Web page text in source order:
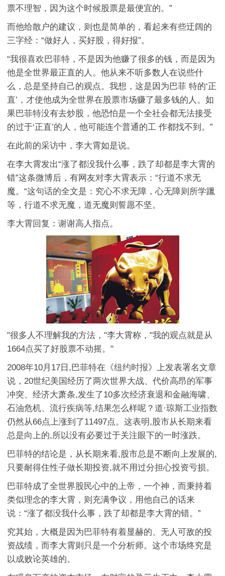
票不理智，因为这个时候股票是最便宜的。”
而他给散户的建议，则也是简单的，看起来有些迂阔的
三字经：“做好人，买好股，得好报”。
“我很喜欢巴菲特，不是因为他赚了很多的钱，而是因为
他是全世界最正直的人。他从来不听多数人在说些什
么，总是坚持自己的观点。我想，这是因为巴菲 特的‘正
直’，才使他成为全世界在股票市场赚了最多钱的人。如
果巴菲特没有去炒股，他恐怕是一个全社会都无法接受
的过于‘正直’的人，他可能连个普通的工 作都找不到。”
在此前的采访中，李大霄如是说。
在李大霄发出“涨了都没我什么事，跌了却都是李大霄的
错”这条微博后，有网友对李大霄表示：“行道不求无
魔。“这句话的全文是：究心不求无障，心无障则所学躐
等，行道不求无魔，道无魔则誓愿不坚。
李大霄回复：谢谢高人指点。
"很多人不理解我的方法，"李大霄称，"我的观点就是从
1664点买了好股票不动摇。"
2008年10月17日,巴菲特在《纽约时报》上发表署名文章
说，20世纪美国经历了两次世界大战、代价高昂的军事
冲突、经济大萧条,发生了10多次经济衰退和金融海啸、
石油危机、流行疾病等,结果怎么样呢？道·琼斯工业指数
仍然从66点上涨到了11497点。这表明,股市从长期来看
总是向上的,所以没有必要过于关注眼下的一时涨跌。
巴菲特的结论是，从长期来看,股市总是不断向上发展的,
只要耐得住性子做长期投资,就不用过分担心投资亏损。
巴菲特成了全世界股民心中的上帝，一个神，而秉持着
类似理念的李大霄，则充满争议，用他自己的话来
说：“涨了都没我什么事，跌了却都是李大霄的错。”
究其始，大概是因为巴菲特有着显赫的、无人可敌的投
资战绩，而李大霄则只是一个分析师。这个市场终究是
以成败论英雄的。